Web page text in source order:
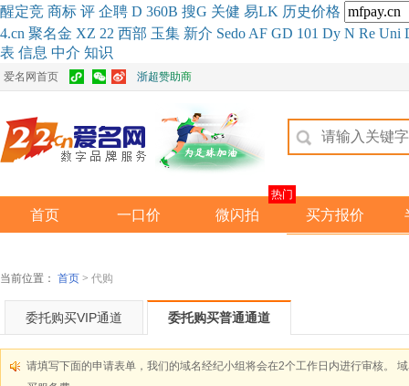
醒定竞 商标 评 企聘 D 360B 搜G 关健 易LK 历史价格
4.cn 聚名金 XZ 22 西部 玉集 新介 Sedo AF GD 101 Dy N Re Uni
表 信息 中介 知识